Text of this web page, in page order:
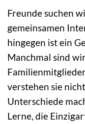
Freunde suchen
gemeinsamen
hingegen ist ein
Manchmal sind
verstehen sie
Unterschiede
Lerne, die